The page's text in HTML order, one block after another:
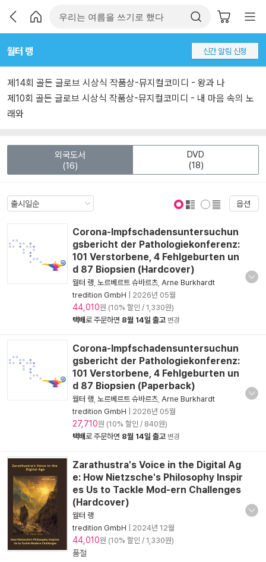
월터 랭 신간 알림 신청
제14회 골든 글로브 시상식 작품상-뮤지컬코미디 - 왕과 나
제10회 골든 글로브 시상식 작품상-뮤지컬코미디 - 내 마음 속의 노
래와
외국도서
(16)
DVD
(18)
옵션
Corona-Impfschadensuntersuchun
gsbericht der Pathologiekonferenz:
101 Verstorbene, 4 Fehlgeburten un
d 87 Biopsien (Hardcover)
월터 랭 노르베르트 슈바르츠 Arne Burkhardt
tredition GmbH
2026년 05월
44,010원 (10% 할인 / 1,330원)
택배로 주문하면 8월 14일 출고 변경
Corona-Impfschadensuntersuchun
gsbericht der Pathologiekonferenz:
101 Verstorbene, 4 Fehlgeburten un
d 87 Biopsien (Paperback)
월터 랭 노르베르트 슈바르츠 Arne Burkhardt
tredition GmbH
2026년 05월
27,710원 (10% 할인 / 840원)
택배로 주문하면 8월 14일 출고 변경
Zarathustra's Voice in the Digital Ag
e: How Nietzsche's Philosophy Inspir
es Us to Tackle Mod-ern Challenges
(Hardcover)
월터 랭
tredition GmbH
2024년 12월
44,010원 (10% 할인 / 1,330원)
품절